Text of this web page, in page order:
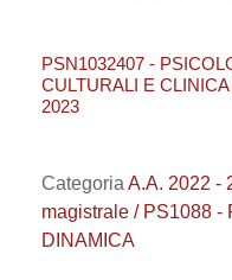
PSN1032407 -
CULTURALI E
2023
Categoria A.A. 2022 -
magistrale / PS1088 -
DINAMICA